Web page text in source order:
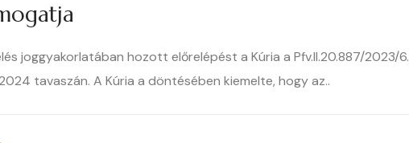
joggyakorlatában hozott előrelépést a Kúria a Pfv.II.20.887/2023/6.
tavaszán. A Kúria a döntésében kiemelte, hogy az..